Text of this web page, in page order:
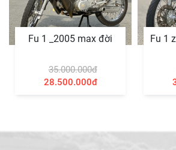
Fu 1 _2005 max đời
35.000.000đ
28.500.000đ
Fu 1